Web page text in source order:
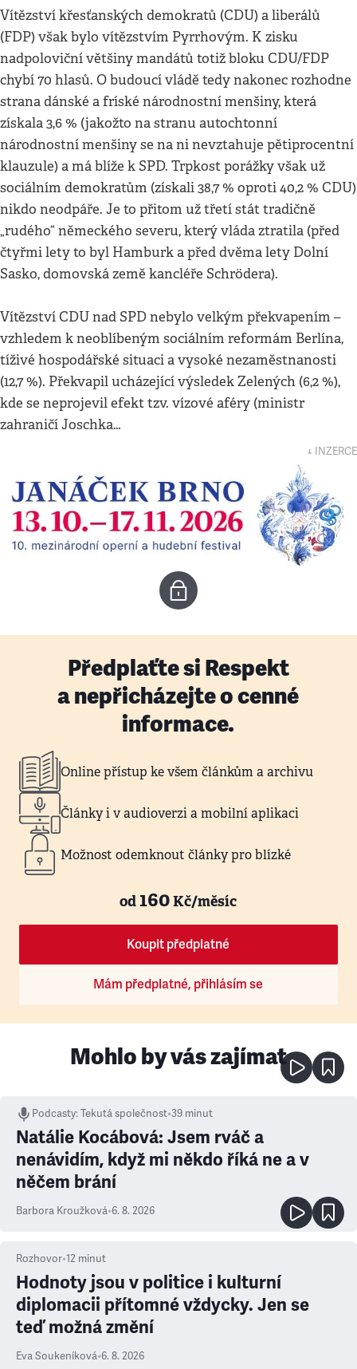
Vítězství křesťanských demokratů (CDU) a liberálů
(FDP) však bylo vítězstvím Pyrrhovým. K zisku
nadpoloviční většiny mandátů totiž bloku CDU/FDP
chybí 70 hlasů. O budoucí vládě tedy nakonec rozhodne
strana dánské a fríské národnostní menšiny, která
získala 3,6 % (jakožto na stranu autochtonní
národnostní menšiny se na ni nevztahuje pětiprocentní
klauzule) a má blíže k SPD. Trpkost porážky však už
sociálním demokratům (získali 38,7 % oproti 40,2 % CDU)
nikdo neodpáře. Je to přitom už třetí stát tradičně
„rudého“ německého severu, který vláda ztratila (před
čtyřmi lety to byl Hamburk a před dvěma lety Dolní
Sasko, domovská země kancléře Schrödera).
Vítězství CDU nad SPD nebylo velkým překvapením –
vzhledem k neoblíbeným sociálním reformám Berlína,
tíživé hospodářské situaci a vysoké nezaměstnanosti
(12,7 %). Překvapil ucházející výsledek Zelených (6,2 %),
kde se neprojevil efekt tzv. vízové aféry (ministr
zahraničí Joschka…
↓ INZERCE
Předplaťte si Respekt
a nepřicházejte o cenné
informace.
Online přístup ke všem článkům a archivu
Články i v audioverzi a mobilní aplikaci
Možnost odemknout články pro blízké
od160Kč/měsíc
Koupit předplatné
Mám předplatné, přihlásím se
Mohlo by vás zajímat
Podcasty:Tekutá společnost•39 minut
Natálie Kocábová: Jsem rváč a
nenávidím, když mi někdo říká ne a v
něčem brání
Barbora Kroužková•6. 8. 2026
Rozhovor•12 minut
Hodnoty jsou v politice i kulturní
diplomacii přítomné vždycky. Jen se
teď možná změní
Eva Soukeníková•6. 8. 2026